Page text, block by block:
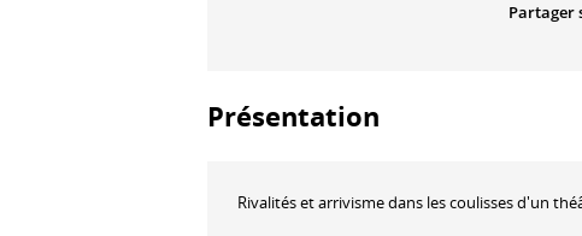
Partager
Présentation
Rivalités et arrivisme dans les coulisses d'un